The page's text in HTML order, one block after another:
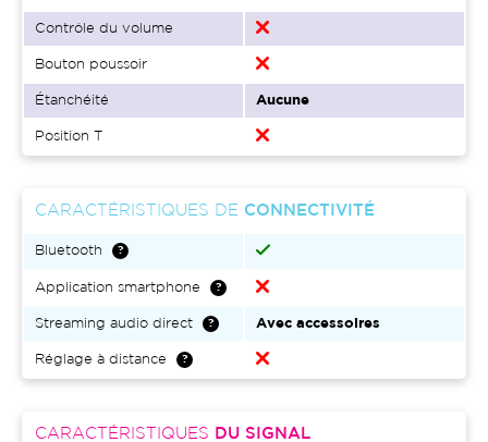
Contrôle du volume
Bouton poussoir
Étanchéité Aucune
Position T
CARACTÉRISTIQUES DE CONNECTIVITÉ
Bluetooth
Application smartphone
Streaming audio direct Avec accessoires
Réglage à distance
CARACTÉRISTIQUES DU SIGNAL